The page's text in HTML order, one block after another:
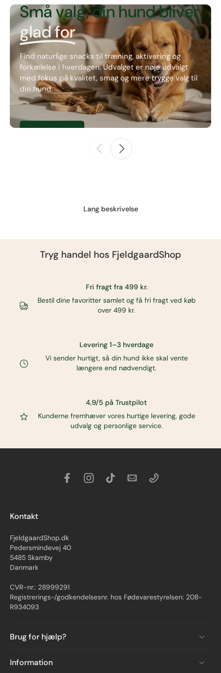
Små valg, din hund bliver
glad for
Find naturlige snacks til træning, aktivering og
forkælelse i hverdagen. Udvalget er nøje udvalgt
med fokus på kvalitet, smag og mere trygge valg til
din hund.
Se natursnacks
Lang beskrivelse
Tryg handel hos FjeldgaardShop
Fri fragt fra 499 kr.
Bestil dine favoritter samlet og få fri fragt ved køb
over 499 kr.
Levering 1–3 hverdage
Vi sender hurtigt, så din hund ikke skal vente
længere end nødvendigt.
4,9/5 på Trustpilot
Kunderne fremhæver vores hurtige levering, gode
udvalg og personlige service.
Kontakt
FjeldgaardShop.dk
Pedersmindevej 40
5485 Skamby
Danmark
CVR-nr.: 28999291
Registrerings-/godkendelsesnr. hos Fødevarestyrelsen: 208-
R934093
Brug for hjælp?
Information